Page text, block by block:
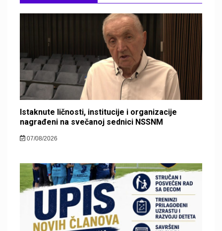
Istaknute ličnosti, institucije i organizacije
nagrađeni na svečanoj sednici NSSNM
07/08/2026